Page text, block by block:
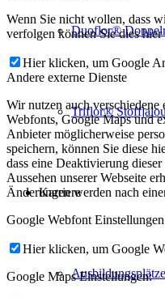
Duoflor®
Triflor®
Karriere
Ausbildungsplätze
Wenn Sie nicht wollen, dass
verfolgen können Sie dies
Hier klicken, um Google
Andere externe Dienste
Wir nutzen auch
Webfonts, Google Maps und
Anbieter möglicherweise
speichern, können Sie diese
dass eine Deaktivierung
Aussehen unserer Webseite
Änderungen werden nach
Google Webfont
Hier klicken, um Google
Google Maps Einstellungen: